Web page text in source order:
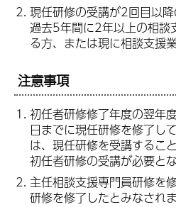
現任研修の受講が2回目以
過去5年間に2年以上の相談
る方、または現に相談支援
注意事項
初任者研修修了年度の翌年
日までに現任研修を修了し
は、現任研修を受講するこ
初任者研修の受講が必要とな
主任相談支援専門員研修を
研修を修了したとみなされま